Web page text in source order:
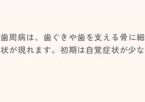
歯周病は、歯ぐきや歯を支える骨に
状が現れます。初期は自覚症状が少